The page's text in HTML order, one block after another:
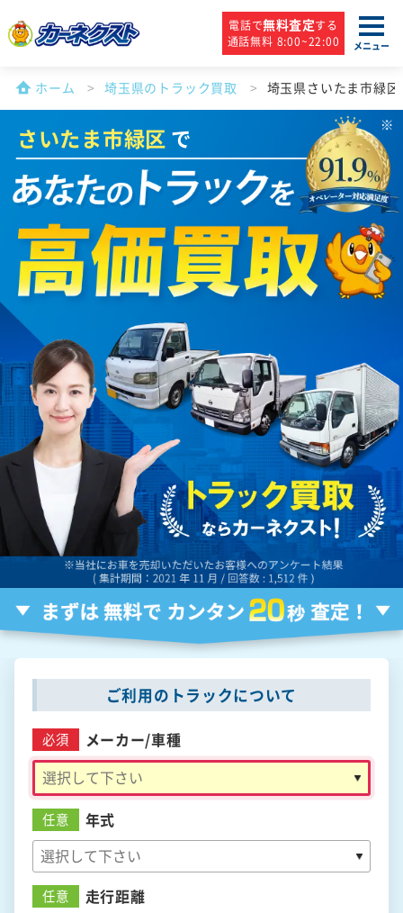
電話で無料査定する
通話無料 8:00~22:00
メニュー
ホーム 埼玉県のトラック買取 埼玉県さいたま市緑
さいたま市緑区 で
ご利用のトラックについて
必須 メーカー/車種
任意 年式
任意 走行距離